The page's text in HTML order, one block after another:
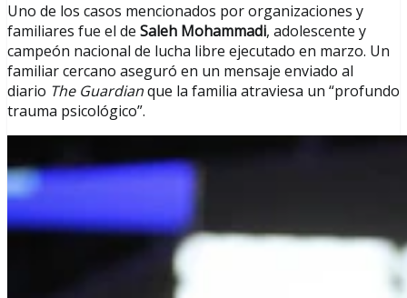
Uno de los casos mencionados por organizaciones y
familiares fue el de Saleh Mohammadi, adolescente y
campeón nacional de lucha libre ejecutado en marzo. Un
familiar cercano aseguró en un mensaje enviado al
diario The Guardianque la familia atraviesa un “profundo
trauma psicológico”.